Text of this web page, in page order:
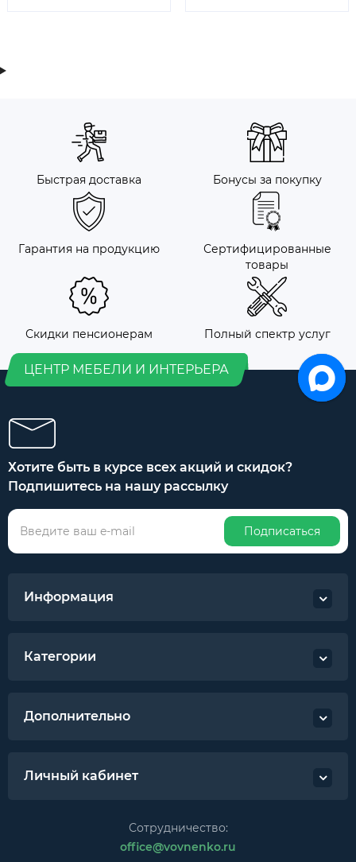
Быстрая доставка Бонусы за покупку
Гарантия на продукцию
Сертифицированные
товары
Скидки пенсионерам Полный спектр услуг
ЦЕНТР МЕБЕЛИ И ИНТЕРЬЕРА
Хотите быть в курсе всех акций и скидок?
Подпишитесь на нашу рассылку
Подписаться
Информация
Категории
Дополнительно
Личный кабинет
Сотрудничество:
office@vovnenko.ru